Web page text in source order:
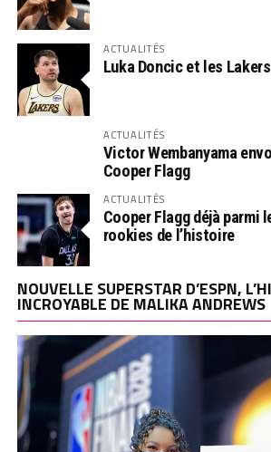
ACTUALITÉS
Luka Doncic et les
ACTUALITÉS
Victor Wembanyama
Cooper Flagg
ACTUALITÉS
Cooper Flagg déjà parmi
rookies de l’histoire
NOUVELLE SUPERSTAR D’ESPN,
INCROYABLE DE MALIKA ANDREWS